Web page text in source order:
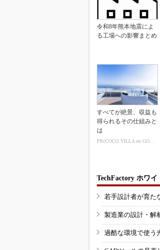
令和8年熊本地震によ
る工場への影響まとめ
すべてが絶景、収益も
得られるその仕組みと
は
PR(COCO VILLA on GOETHE)
TechFactory ホワ
若手設計者が育た
製造業の設計・解
過酷な環境で使う